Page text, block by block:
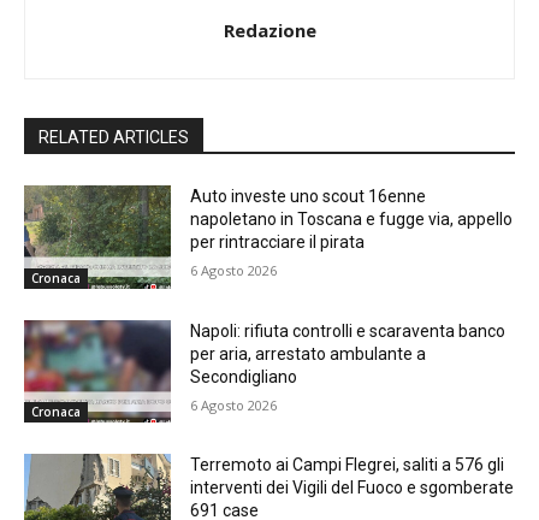
Redazione
RELATED ARTICLES
Cronaca
Auto investe uno scout 16enne
napoletano in Toscana e fugge via, appello
per rintracciare il pirata
6 Agosto 2026
Cronaca
Napoli: rifiuta controlli e scaraventa banco
per aria, arrestato ambulante a
Secondigliano
6 Agosto 2026
Terremoto ai Campi Flegrei, saliti a 576 gli
interventi dei Vigili del Fuoco e sgomberate
691 case